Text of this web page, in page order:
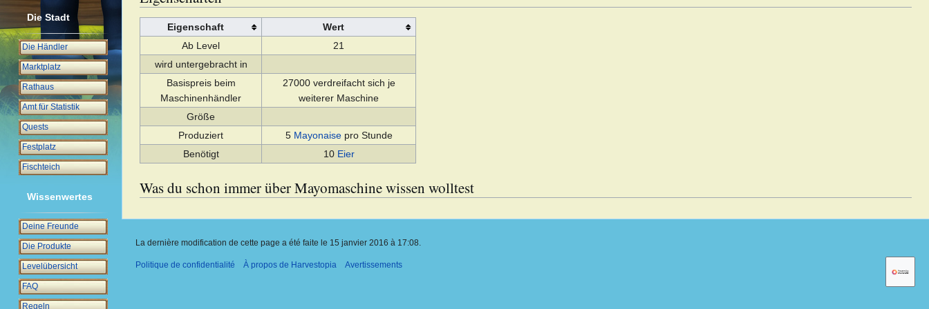
Eigenschaft
Wert
Ab Level
21
wird untergebracht in
Basispreis beim
Maschinenhändler
27000 verdreifacht sich je
weiterer Maschine
Größe
Produziert
5 Mayonaisepro Stunde
Benötigt
10 Eier
Was du schon immer über Mayomaschine wissen wolltest
Die Stadt
Die Händler
Marktplatz
Rathaus
Amt für Statistik
Quests
Festplatz
Fischteich
Wissenwertes
Deine Freunde
Die Produkte
Levelübersicht
FAQ
Regeln
La dernière modification de cette page a été faite le 15 janvier 2016 à 17:08.
Politique de confidentialité À propos de Harvestopia Avertissements